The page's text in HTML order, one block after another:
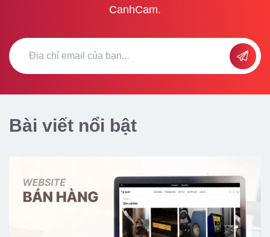
CanhCam.
Bài viết nổi bật